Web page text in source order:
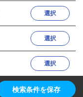
選択
選択
選択
検索条件を保存